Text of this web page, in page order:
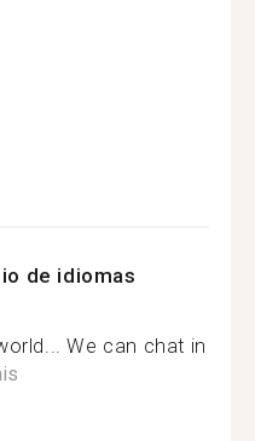
de idiomas
We can chat in